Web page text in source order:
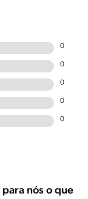
0
0
0
0
0
nós o que